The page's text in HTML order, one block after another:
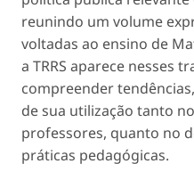
reunindo um volume
voltadas ao ensino de
a TRRS aparece nesses
compreender
de sua utilização tanto
professores, quanto no
práticas pedagógicas.